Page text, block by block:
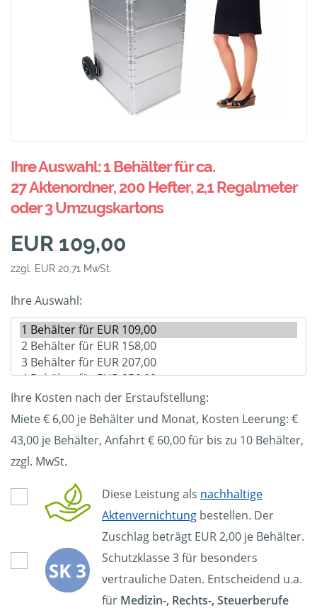
Ihre Auswahl: 1 Behälter für ca.
27 Aktenordner, 200 Hefter, 2,1 Regalmeter
oder 3 Umzugskartons
EUR 109,00
zzgl. EUR 20,71 MwSt.
Ihre Auswahl:
Ihre Kosten nach der Erstaufstellung:
Miete € 6,00 je Behälter und Monat, Kosten Leerung: €
43,00 je Behälter, Anfahrt € 60,00 für bis zu 10 Behälter,
zzgl. MwSt.
Diese Leistung als nachhaltige
Aktenvernichtung bestellen. Der
Zuschlag beträgt EUR 2,00 je Behälter.
Schutzklasse 3 für besonders
vertrauliche Daten. Entscheidend u.a.
für Medizin-, Rechts-, Steuerberufe